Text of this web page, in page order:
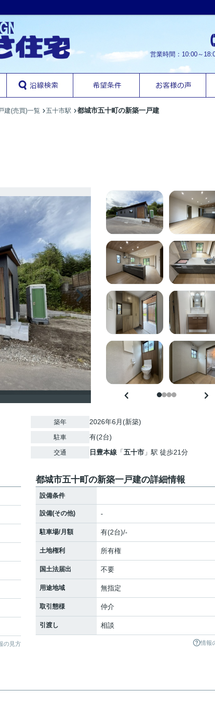
営業時間：10:00～
建(売買)一覧 五十市駅 都城市五十町の新築一戸建
築年 2026年6月(新築)
駐車 有(2台)
交通 日豊本線 「五十市 」駅 徒歩21分
の見方
都城市五十町の新築一戸建の詳細情報
設備条件
設備(その他) -
駐車場/月額 有(2台)/-
土地権利 所有権
国土法届出 不要
用途地域 無指定
取引態様 仲介
引渡し 相談
情報